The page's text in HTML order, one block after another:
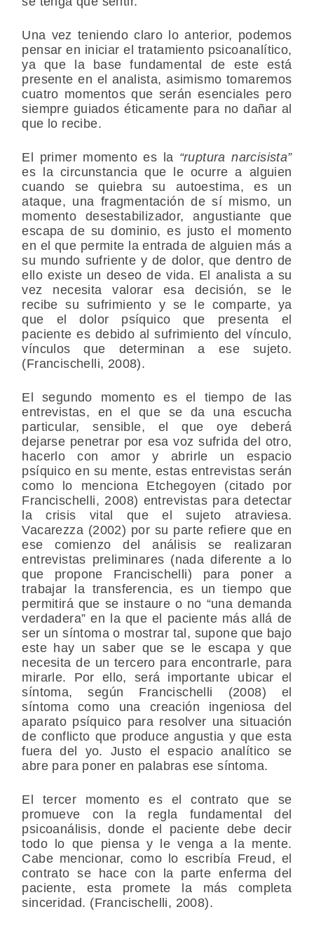
Una vez teniendo claro lo anterior, podemos
pensar en iniciar el tratamiento psicoanalítico,
ya que la base fundamental de este está
presente en el analista, asimismo tomaremos
cuatro momentos que serán esenciales pero
siempre guiados éticamente para no dañar al
que lo recibe.
El primer momento es la “ruptura narcisista”
es la circunstancia que le ocurre a alguien
cuando se quiebra su autoestima, es un
ataque, una fragmentación de sí mismo, un
momento desestabilizador, angustiante que
escapa de su dominio, es justo el momento
en el que permite la entrada de alguien más a
su mundo sufriente y de dolor, que dentro de
ello existe un deseo de vida. El analista a su
vez necesita valorar esa decisión, se le
recibe su sufrimiento y se le comparte, ya
que el dolor psíquico que presenta el
paciente es debido al sufrimiento del vínculo,
vínculos que determinan a ese sujeto.
(Francischelli, 2008).
El segundo momento es el tiempo de las
entrevistas, en el que se da una escucha
particular, sensible, el que oye deberá
dejarse penetrar por esa voz sufrida del otro,
hacerlo con amor y abrirle un espacio
psíquico en su mente, estas entrevistas serán
como lo menciona Etchegoyen (citado por
Francischelli, 2008) entrevistas para detectar
la crisis vital que el sujeto atraviesa.
Vacarezza (2002) por su parte refiere que en
ese comienzo del análisis se realizaran
entrevistas preliminares (nada diferente a lo
que propone Francischelli) para poner a
trabajar la transferencia, es un tiempo que
permitirá que se instaure o no “una demanda
verdadera” en la que el paciente más allá de
ser un síntoma o mostrar tal, supone que bajo
este hay un saber que se le escapa y que
necesita de un tercero para encontrarle, para
mirarle. Por ello, será importante ubicar el
síntoma, según Francischelli (2008) el
síntoma como una creación ingeniosa del
aparato psíquico para resolver una situación
de conflicto que produce angustia y que esta
fuera del yo. Justo el espacio analítico se
abre para poner en palabras ese síntoma.
El tercer momento es elcontrato que se
promueve con la regla fundamental del
psicoanálisis, donde el paciente debe decir
todo lo que piensa y le venga a la mente.
Cabe mencionar, como lo escribía Freud, el
contrato se hace con la parte enferma del
paciente, esta promete la más completa
sinceridad. (Francischelli, 2008).